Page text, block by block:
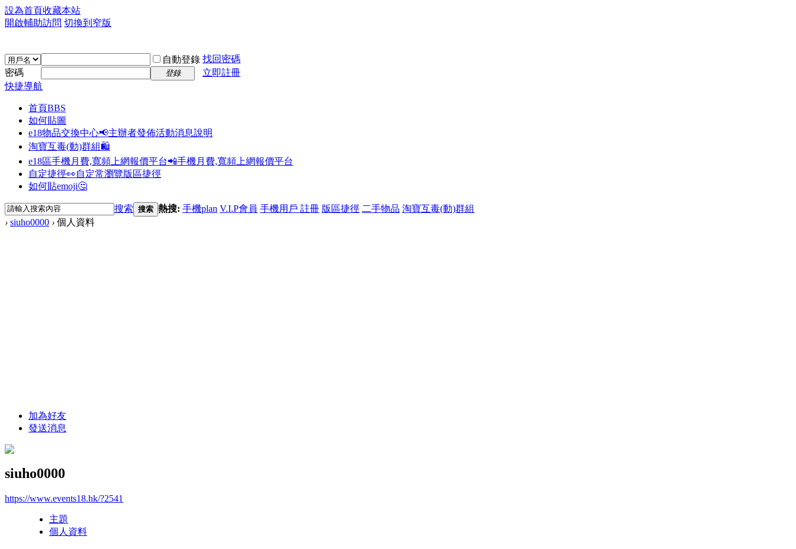
設為首頁收藏本站
開啟輔助訪問 切換到窄版
自動登錄 找回密碼
密碼
登錄
立即註冊
快捷導航
首頁BBS
如何貼圖
e18物品交換中心📢主辦者發佈活動消息說明
淘寶互毒(動)群組🛍️
e18區手機月費,寬頻上網報價平台📲手機月費,寬頻上網報價平台
自定捷徑👀自定常瀏覽版區捷徑
如何貼emoji🤔
搜索 搜索 熱搜: 手機plan V.I.P會員 手機用戶 註冊 版區捷徑 二手物品 淘寶互毒(動)群組
› siuho0000 › 個人資料
加為好友
發送消息
siuho0000
https://www.events18.hk/?2541
主題
個人資料